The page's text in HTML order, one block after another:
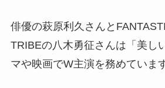
俳優の萩原利久さんと
TRIBEの八木勇征さんは「美し
マや映画でW主演を務めていま